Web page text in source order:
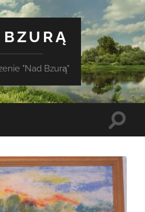
"Nad Bzurą"
Toggle